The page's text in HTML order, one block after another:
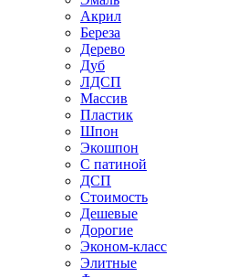
Акрил
Береза
Дерево
Дуб
ЛДСП
Массив
Пластик
Шпон
Экошпон
С патиной
ДСП
Стоимость
Дешевые
Дорогие
Эконом-класс
Элитные